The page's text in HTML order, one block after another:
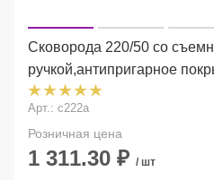
Сковорода 220/50 со
ручкой,антипригарное
Арт.: с222а
Розничная цена
1 311.30 ₽ / шт